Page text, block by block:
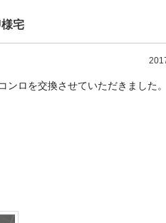
宅
ロを交換させていただきました。